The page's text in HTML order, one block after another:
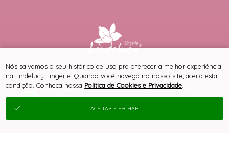
SITE 100% SEGURO PLATAFORMA B2B
® TODOS DIREITOS RESERVADOS
Nós salvamos o seu histórico de uso pra oferecer a melhor experiência
na Lindelucy Lingerie. Quando você navega no nosso site, aceita esta
condição. Conheça nossa Política de Cookies e Privacidade
ACEITAR E FECHAR